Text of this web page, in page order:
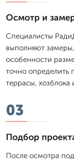
Осмотр и
Специалисты
выполняют
особенности
точно определить
террасы, хозблока
03
Подбор
После осмотра